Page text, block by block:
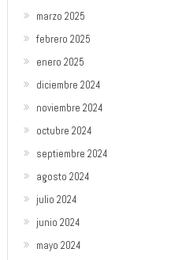
marzo 2025
febrero 2025
enero 2025
diciembre 2024
noviembre 2024
octubre 2024
septiembre 2024
agosto 2024
julio 2024
junio 2024
mayo 2024